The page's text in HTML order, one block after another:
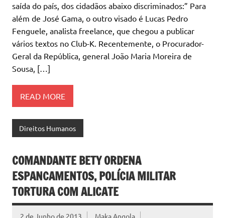
saída do país, dos cidadãos abaixo discriminados:” Para
além de José Gama, o outro visado é Lucas Pedro
Fenguele, analista freelance, que chegou a publicar
vários textos no Club-K. Recentemente, o Procurador-
Geral da República, general João Maria Moreira de
Sousa, […]
READ MORE
Direitos Humanos
COMANDANTE BETY ORDENA
ESPANCAMENTOS, POLÍCIA MILITAR
TORTURA COM ALICATE
2 de Junho de 2013 Maka Angola